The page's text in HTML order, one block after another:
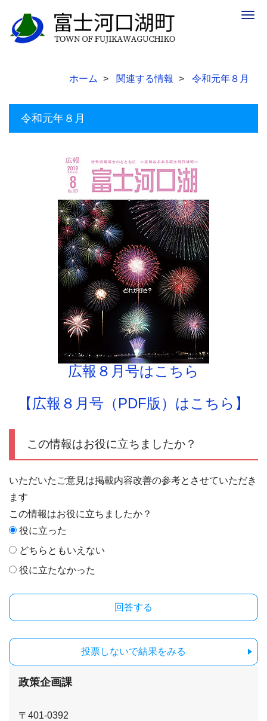
ホーム 関連する情報 令和元年８月
令和元年８月
広報８月号はこちら
【広報８月号（PDF版）はこちら】
この情報はお役に立ちましたか？
いただいたご意見は掲載内容改善の参考とさせていただき
ます
この情報はお役に立ちましたか？
役に立った
どちらともいえない
役に立たなかった
投票しないで結果をみる
政策企画課
〒401-0392